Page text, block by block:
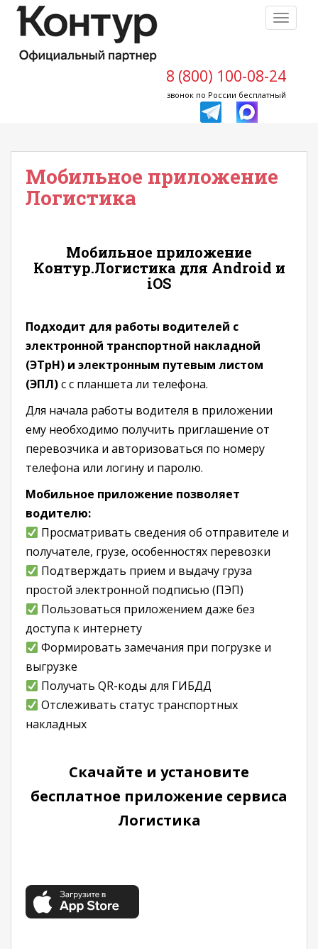
8 (800) 100-08-24
звонок по России бесплатный
Мобильное приложение
Логистика
Мобильное приложение
Контур.Логистика для Android и
iOS
Подходит для работы водителей с
электронной транспортной накладной
(ЭТрН) и электронным путевым листом
(ЭПЛ)с с планшета ли телефона.
Для начала работы водителя в приложении
ему необходимо получить приглашение от
перевозчика и авторизоваться по номеру
телефона или логину и паролю.
Мобильное приложение позволяет
водителю:
Просматривать сведения об отправителе и
получателе, грузе, особенностях перевозки
Подтверждать прием и выдачу груза
простой электронной подписью (ПЭП)
Пользоваться приложением даже без
доступа к интернету
Формировать замечания при погрузке и
выгрузке
Получать QR-коды для ГИБДД
Отслеживать статус транспортных
накладных
Скачайте и установите
бесплатное приложение сервиса
Логистика